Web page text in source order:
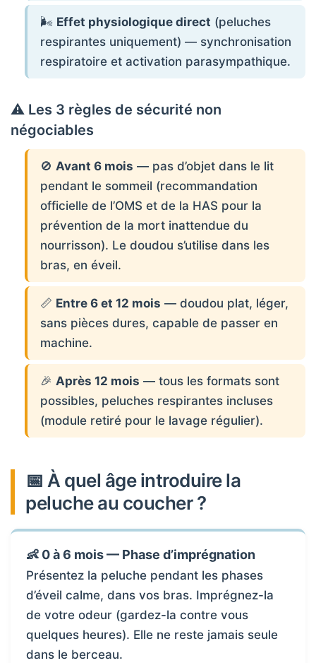
🌬️ Effet physiologique direct (peluches
respirantes uniquement) — synchronisation
respiratoire et activation parasympathique.
⚠️ Les 3 règles de sécurité non
négociables
🚫 Avant 6 mois — pas d’objet dans le lit
pendant le sommeil (recommandation
officielle de l’OMS et de la HAS pour la
prévention de la mort inattendue du
nourrisson). Le doudou s’utilise dans les
bras, en éveil.
📏 Entre 6 et 12 mois — doudou plat, léger,
sans pièces dures, capable de passer en
machine.
🎉 Après 12 mois — tous les formats sont
possibles, peluches respirantes incluses
(module retiré pour le lavage régulier).
📅 À quel âge introduire la
peluche au coucher ?
👶 0 à 6 mois — Phase d’imprégnation
Présentez la peluche pendant les phases
d’éveil calme, dans vos bras. Imprégnez-la
de votre odeur (gardez-la contre vous
quelques heures). Elle ne reste jamais seule
dans le berceau.